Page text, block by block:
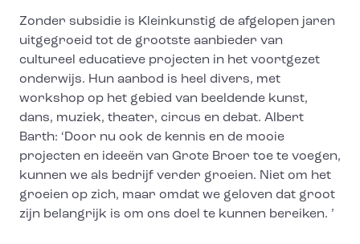
Zonder subsidie is Kleinkunstig de afgelopen jaren
uitgegroeid tot de grootste aanbieder van
cultureel educatieve projecten in het voortgezet
onderwijs. Hun aanbod is heel divers, met
workshop op het gebied van beeldende kunst,
dans, muziek, theater, circus en debat. Albert
Barth: ‘Door nu ook de kennis en de mooie
projecten en ideeën van Grote Broer toe te voegen,
kunnen we als bedrijf verder groeien. Niet om het
groeien op zich, maar omdat we geloven dat groot
zijn belangrijk is om ons doel te kunnen bereiken. ’